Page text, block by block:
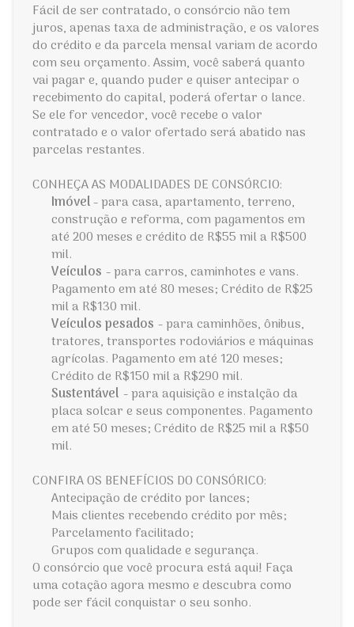
Fácil de ser contratado, o consórcio não tem
juros, apenas taxa de administração, e os valores
do crédito e da parcela mensal variam de acordo
com seu orçamento. Assim, você saberá quanto
vai pagar e, quando puder e quiser antecipar o
recebimento do capital, poderá ofertar o lance.
Se ele for vencedor, você recebe o valor
contratado e o valor ofertado será abatido nas
parcelas restantes.
CONHEÇA AS MODALIDADES DE CONSÓRCIO:
Imóvel- para casa, apartamento, terreno,
construção e reforma, com pagamentos em
até 200 meses e crédito de R$55 mil a R$500
mil.
Veículos - para carros, caminhotes e vans.
Pagamento em até 80 meses; Crédito de R$25
mil a R$130 mil.
Veículos pesados - para caminhões, ônibus,
tratores, transportes rodoviários e máquinas
agrícolas. Pagamento em até 120 meses;
Crédito de R$150 mil a R$290 mil.
Sustentável - para aquisição e instalção da
placa solcar e seus componentes. Pagamento
em até 50 meses; Crédito de R$25 mil a R$50
mil.
CONFIRA OS BENEFÍCIOS DO CONSÓRICO:
Antecipação de crédito por lances;
Mais clientes recebendo crédito por mês;
Parcelamento facilitado;
Grupos com qualidade e segurança.
O consórcio que você procura está aqui! Faça
uma cotação agora mesmo e descubra como
pode ser fácil conquistar o seu sonho.